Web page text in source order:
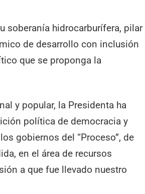
soberanía hidrocarburífera, pilar
de desarrollo con inclusión
que se proponga la
y popular, la Presidenta ha
política de democracia y
gobiernos del “Proceso”, de
en el área de recursos
a que fue llevado nuestro